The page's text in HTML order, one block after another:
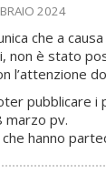
2024
che a
non è stato
l’attenzione
pubblicare i
marzo pv.
hanno